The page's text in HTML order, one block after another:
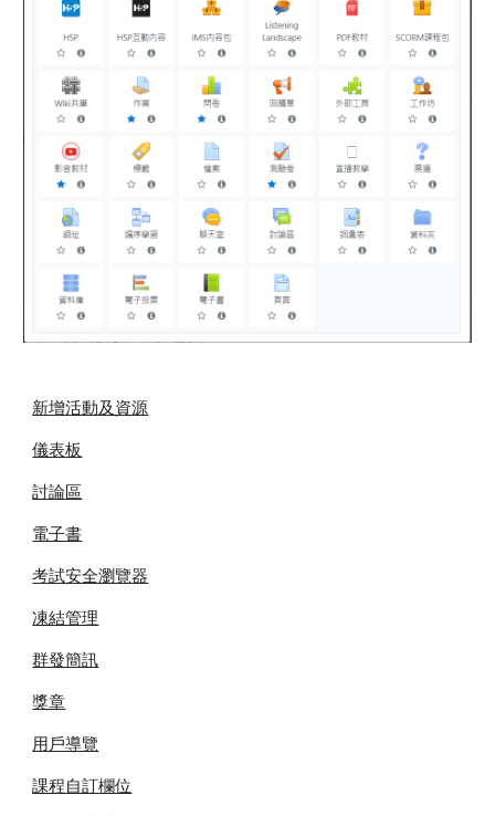
新增活動及資源
儀表板
討論區
電子書
考試安全瀏覽器
凍結管理
群發簡訊
獎章
用戶導覽
課程自訂欄位